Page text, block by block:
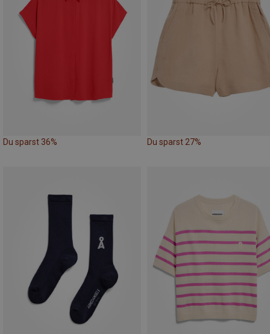
Du sparst 36% Du sparst 27%